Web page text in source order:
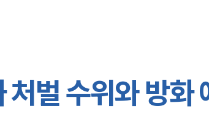
벌 수위와 방화